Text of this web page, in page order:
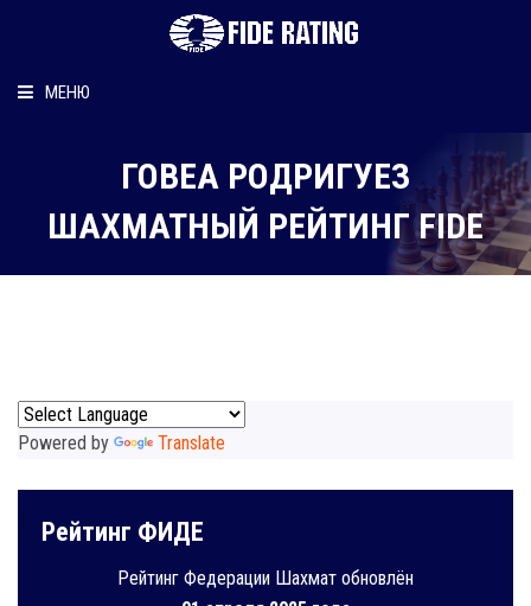
МЕНЮ
Рейтинг шахматиста
Персональный информер
ГОВЕА РОДРИГУЕЗ
ШАХМАТНЫЙ РЕЙТИНГ FIDE
Powered by Translate
Рейтинг ФИДЕ
Рейтинг Федерации Шахмат обновлён